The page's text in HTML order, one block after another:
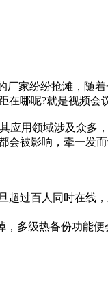
厂家纷纷抢滩，随着
在哪呢?就是视频会
用领域涉及众多，
会被影响，牵一发
过百人同时在线
多级热备份功能